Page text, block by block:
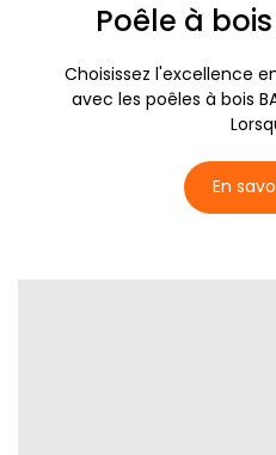
Poêle à
Choisissez l'excellence
avec les poêles à bois
En